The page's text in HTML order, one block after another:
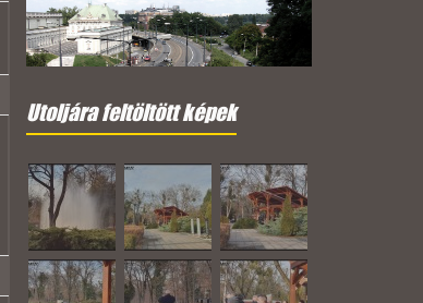
Utoljára feltöltött képek